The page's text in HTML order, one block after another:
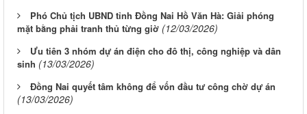
Phó Chủ tịch UBND tỉnh Đồng Nai Hồ Văn Hà: Giải phóng
mặt bằng phải tranh thủ từng giờ (12/03/2026)
Ưu tiên 3 nhóm dự án điện cho đô thị, công nghiệp và dân
sinh (13/03/2026)
Đồng Nai quyết tâm không để vốn đầu tư công chờ dự án
(13/03/2026)